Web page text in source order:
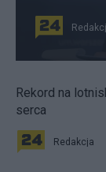
Rekord na
serca
Redakcja